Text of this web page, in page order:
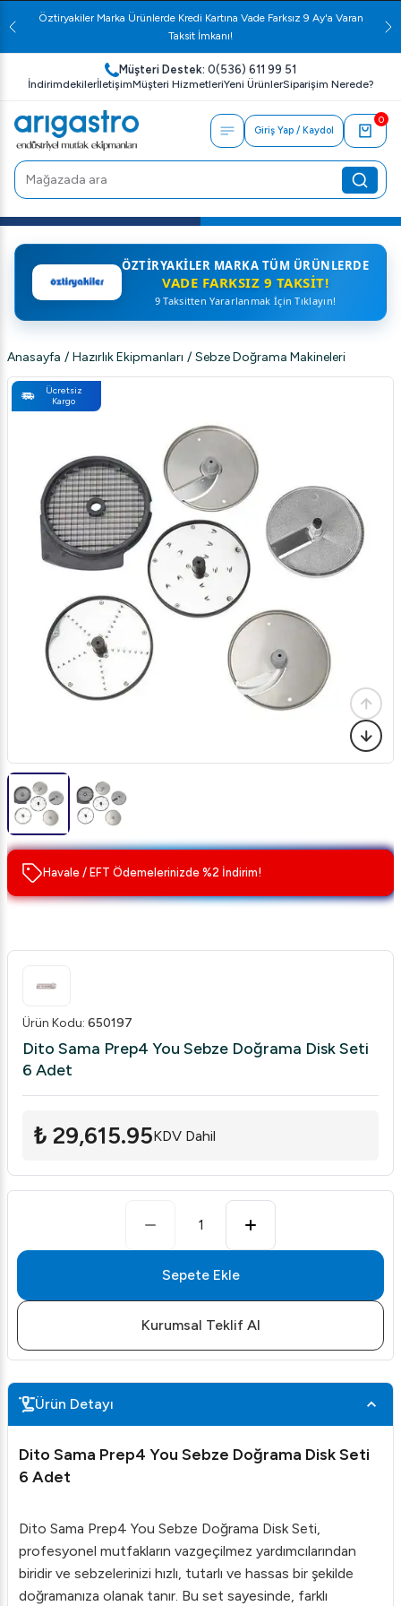
Öztiryakiler Marka Ürünlerde Kredi Kartına Vade Farksız 9 Ay'a Varan
Taksit İmkanı!
Müşteri Destek: 0(536) 611 99 51
İndirimdekilerİletişimMüşteri HizmetleriYeni ÜrünlerSiparişim Nerede?
Giriş Yap / Kaydol
0
ÖZTIRYAKILER MARKA TÜM ÜRÜNLERDE
VADE FARKSIZ 9 TAKSIT!
9 Taksitten Yararlanmak İçin Tıklayın!
Anasayfa / Hazırlık Ekipmanları / Sebze Doğrama Makineleri
Ücretsiz
Kargo
Havale / EFT Ödemelerinizde %2 İndirim!
Ürün Kodu: 650197
Dito Sama Prep4 You Sebze Doğrama Disk Seti
6 Adet
₺ 29,615.95KDV Dahil
1
Sepete Ekle
Kurumsal Teklif Al
Ürün Detayı
Dito Sama Prep4 You Sebze Doğrama Disk Seti
6 Adet
Dito Sama Prep4 You Sebze Doğrama Disk Seti,
profesyonel mutfakların vazgeçilmez yardımcılarından
biridir ve sebzelerinizi hızlı, tutarlı ve hassas bir şekilde
doğramanıza olanak tanır. Bu set sayesinde, farklı